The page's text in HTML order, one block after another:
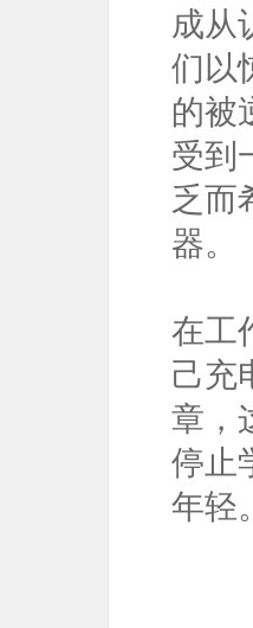
成从
们以
的被
受到
乏而
器。
在工
己充
章，
停止
年轻